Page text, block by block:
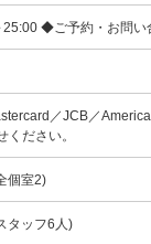
◆ご予約・お問い
／JCB／
ください。
個室2)
タッフ6人)